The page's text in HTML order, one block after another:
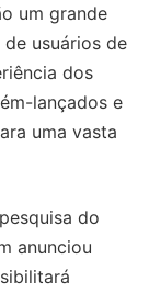
um grande
usuários de
dos
lançados e
uma vasta
do
anunciou